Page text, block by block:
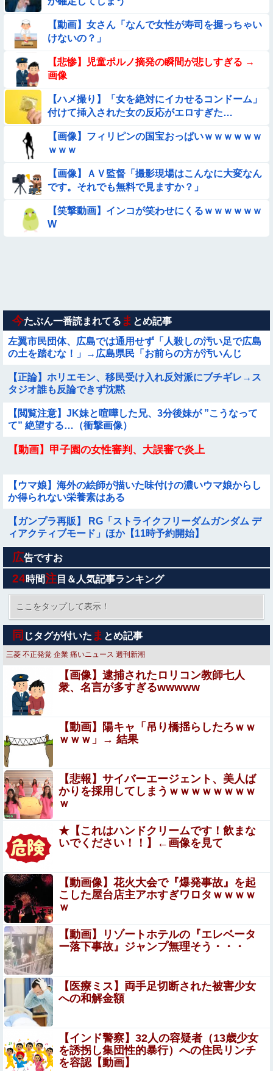
【動画】ピザ屋のバイト女、クッソせこい『ツマミ食い』をし
て炎上
ろ！飛ぶぞ」
【動画あり】ボーイッシュ美少女「どうしたん？おっぱい揉
む？❤」
【悩み相談】昭和の高1女子さん、夏の体験談ｗｗｗｗｗｗｗ
ｗ
★★同格のように語られてるけど実際は『雲泥の差』があるも
のと言えば？
【画像】新人AV女優さん、ジブリキャラのコスプレでチンポ
を硬めてくるｗｗｗｗｗｗｗ
【参考画像】脱がしたら『残念オッパイ』を褒める時の模範解
するｗｗｗｗｗｗｗ
【動画】女さん「なんで女性が寿司を握っちゃい
けないの？」
【悲惨】児童ポルノ摘発の瞬間が悲しすぎる →
画像
【ハメ撮り】「女を絶対にイカせるコンドーム」
付けて挿入された女の反応がエロすぎた…
【画像】フィリピンの国宝おっぱいｗｗｗｗｗｗ
ｗｗｗ
【画像】ＡＶ監督「撮影現場はこんなに大変なん
です。それでも無料で見ますか？」
【笑撃動画】インコが笑わせにくるｗｗｗｗｗｗ
W
今たぶん一番読まれてる ま とめ記事
左翼市民団体、広島では通用せず「人殺しの汚い足で広島
の土を踏むな！」→広島県民「お前らの方が汚いんじ
【正論】ホリエモン、移民受け入れ反対派にブチギレ→ス
タジオ誰も反論できず沈黙
【閲覧注意】JK妹と喧嘩した兄、3分後妹が ”こうなって
て” 絶望する…（衝撃画像）
【動画】甲子園の女性審判、大誤審で炎上
【ウマ娘】海外の絵師が描いた味付けの濃いウマ娘からし
か得られない栄養素はある
【ガンプラ再販】 RG「ストライクフリーダムガンダム デ
ィアクティブモード」ほか【11時予約開始】
【悲報】日本円、「日米協調介入」すら無効化してしまう
ｗｗｗｗｗ
【朗報】菅直人元総理、再評価されるｗｗｗｗｗｗｗｗｗ
ｗｗｗｗｗｗｗｗｗ
クレバテスⅡ-魔獣の王と偽りの勇者伝承- 第5話 感想：剣
のないアリシアさんに新たな力が発現！
【画像】女さん、ミニ過ぎる浴衣を着た写真を投稿して叩
かれるｗｗｗｗ
【避難所】キッチンカー、から揚げや麺類提供 40代女性
「最高、パン中心の生活には飽き飽きしていて、野菜不足
も感じていた」→時事通信タイトル「パン...
【悲報】粗品、永久追放ｗｗｗｗｗｗｗｗｗｗｗｗｗｗｗ
（証拠あり）
【悲報】「片親の女だけはやめとけ」という風潮、広
まりつつある
女芸人の吉住さん（36）メイクしたら普通に美人の部類だ
ったと判明ｗｗｗｗｗｗｗｗｗ
【画像】はいだしょうこ（47）「こんなオバサンでいい
の…？」
女芸人の吉住さん（36）メイクしたら普通に美人の部類だ
ったと判明ｗｗｗｗｗｗｗｗｗ
【動画】DJI Neo2で釣りの自撮りをしようとし
た男の悲劇（ノ∇`）
【画像】 キス釣りするんや
【画像】NHK女子アナさん、あずにゃんのあずにゃんが張
ってしまう
【画像】 温泉美女さん、濡れタオルでお尻の形が透けてし
まう
【悲報】パパ活疑惑のおじさん、待ち合わせに写真と違う
広告ですお
24時間注 目＆人気記事ランキング
ここをタップして表示！
同 じタグが付いた ま とめ記事
三菱 不正発覚 企業 痛いニュース 週刊新潮
【画像】逮捕されたロリコン教師七人
衆、名言が多すぎるwwwww
【動画】陽キャ「吊り橋揺らしたろｗｗ
ｗｗｗ」→ 結果
【悲報】サイバーエージェント、美人ば
かりを採用してしまうｗｗｗｗｗｗｗｗ
ｗ
★【これはハンドクリームです！飲まな
いでください！！】←画像を見て
【動画像】花火大会で『爆発事故』を起
こした屋台店主アホすぎワロタｗｗｗｗ
ｗ
【動画】リゾートホテルの『エレベータ
ー落下事故』ジャンプ無理そう・・・
【医療ミス】両手足切断された被害少女
への和解金額
【インド警察】32人の容疑者（13歳少女
を誘拐し集団性的暴行）への住民リンチ
を容認【動画】